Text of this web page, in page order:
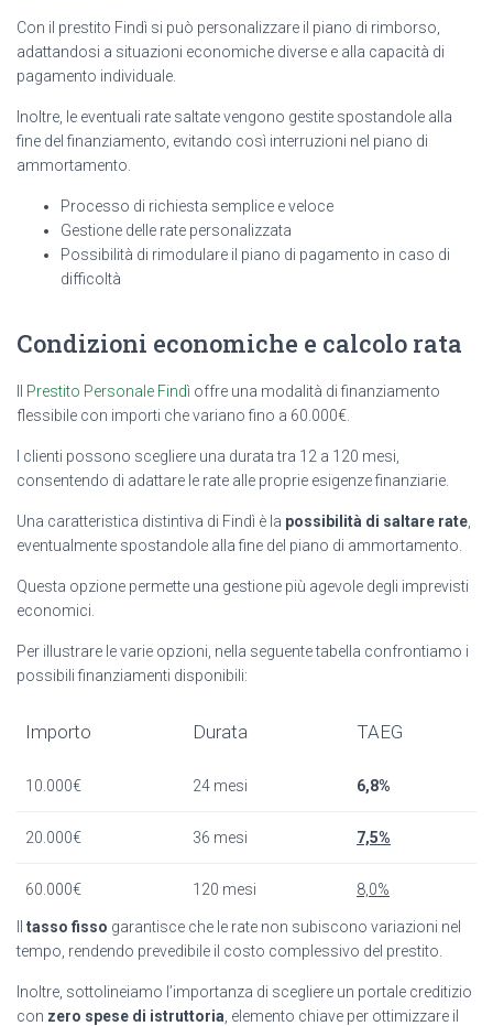
Con il prestito Findì si può personalizzare il piano di rimborso,
adattandosi a situazioni economiche diverse e alla capacità di
pagamento individuale.
Inoltre, le eventuali rate saltate vengono gestite spostandole alla
fine del finanziamento, evitando così interruzioni nel piano di
ammortamento.
Processo di richiesta semplice e veloce
Gestione delle rate personalizzata
Possibilità di rimodulare il piano di pagamento in caso di
difficoltà
Condizioni economiche e calcolo rata
Prestito Personale Findì offre una modalità di finanziamento
flessibile con importi che variano fino a 60.000€.
I clienti possono scegliere una durata tra 12 a 120 mesi,
consentendo di adattare le rate alle proprie esigenze finanziarie.
Una caratteristica distintiva di Findì è la possibilità di saltare rate
eventualmente spostandole alla fine del piano di ammortamento.
Questa opzione permette una gestione più agevole degli imprevisti
economici.
Per illustrare le varie opzioni, nella seguente tabella confrontiamo i
possibili finanziamenti disponibili:
Importo Durata TAEG
10.000€ 24 mesi 6,8%
20.000€ 36 mesi 7,5%
60.000€ 120 mesi 8,0%
tasso fisso garantisce che le rate non subiscono variazioni nel
tempo, rendendo prevedibile il costo complessivo del prestito.
Inoltre, sottolineiamo l’importanza di scegliere un portale creditizio
con zero spese di istruttoria , elemento chiave per ottimizzare il